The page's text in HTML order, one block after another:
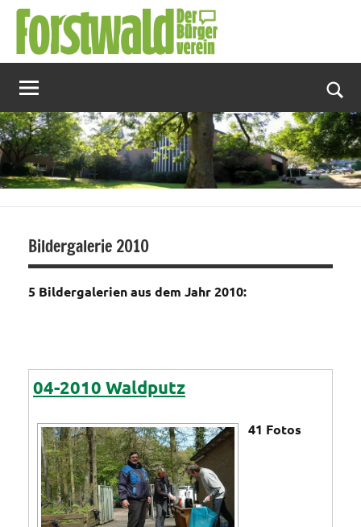
Zum
Inhalt
springen
Bildergalerie 2010
5 Bildergalerien aus dem Jahr 2010:
04-2010 Waldputz
41 Fotos